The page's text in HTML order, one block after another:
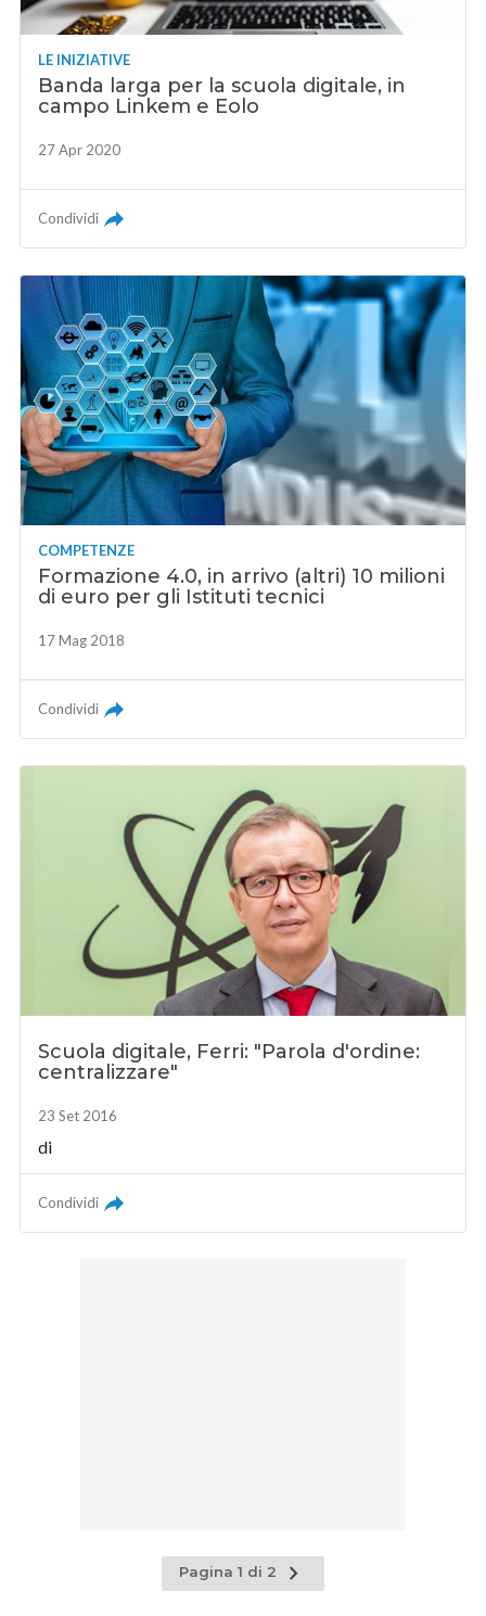
LE INIZIATIVE
Banda larga per la scuola digitale, in
campo Linkem e Eolo
27 Apr 2020
Condividi
COMPETENZE
Formazione 4.0, in arrivo (altri) 10 milioni
di euro per gli Istituti tecnici
17 Mag 2018
Condividi
Scuola digitale, Ferri: "Parola d'ordine:
centralizzare"
23 Set 2016
di
Condividi
Pagina 1 di 2
Pagina
successiva